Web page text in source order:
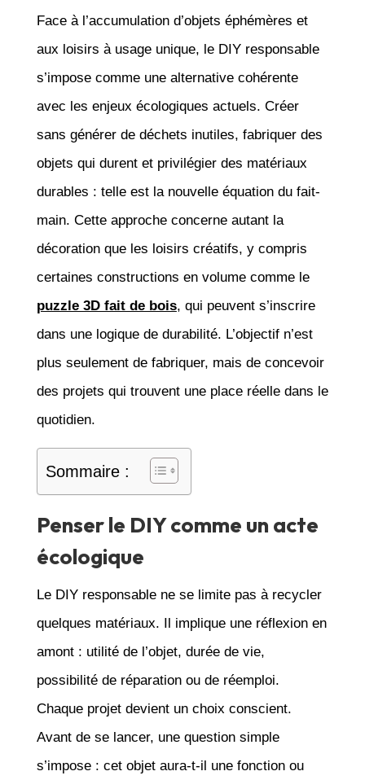
Face à l’accumulation d’objets éphémères et
aux loisirs à usage unique, le DIY responsable
s’impose comme une alternative cohérente
avec les enjeux écologiques actuels. Créer
sans générer de déchets inutiles, fabriquer des
objets qui durent et privilégier des matériaux
durables : telle est la nouvelle équation du fait-
main. Cette approche concerne autant la
décoration que les loisirs créatifs, y compris
certaines constructions en volume comme le
puzzle 3D fait de bois, qui peuvent s’inscrire
dans une logique de durabilité. L’objectif n’est
plus seulement de fabriquer, mais de concevoir
des projets qui trouvent une place réelle dans le
quotidien.
Sommaire :
Penser le DIY comme un acte
écologique
Le DIY responsable ne se limite pas à recycler
quelques matériaux. Il implique une réflexion en
amont : utilité de l’objet, durée de vie,
possibilité de réparation ou de réemploi.
Chaque projet devient un choix conscient.
Avant de se lancer, une question simple
s’impose : cet objet aura-t-il une fonction ou